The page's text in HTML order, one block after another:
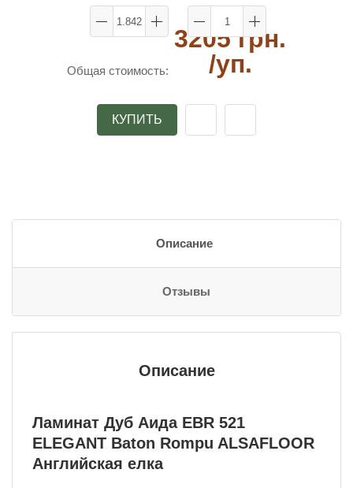
Общая стоимость:
3205 грн.
/уп.
КУПИТЬ
Описание
Отзывы
Описание
Ламинат Дуб Аида EBR 521
ELEGANT Baton Rompu ALSAFLOOR
Английская елка